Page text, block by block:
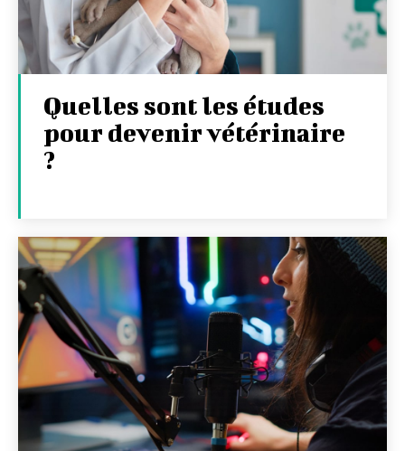
Quelles sont les études
pour devenir vétérinaire
?